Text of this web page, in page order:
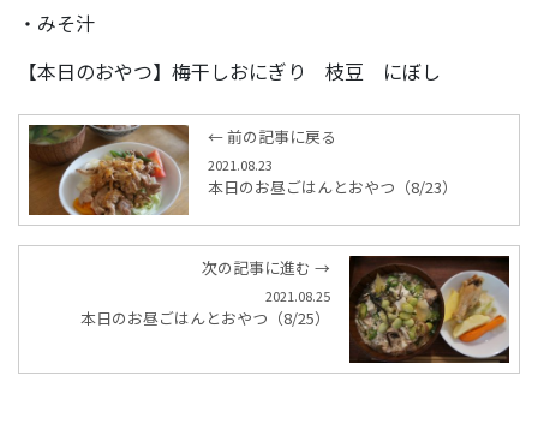
・みそ汁
【本日のおやつ】梅干しおにぎり 枝豆 にぼし
← 前の記事に戻る
2021.08.23
本日のお昼ごはんとおやつ（8/23）
次の記事に進む →
2021.08.25
本日のお昼ごはんとおやつ（8/25）